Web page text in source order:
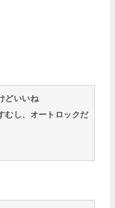
どいいね
むし、オートロックだ